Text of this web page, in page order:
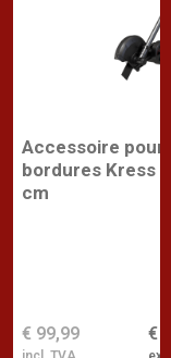
Accessoire pour
bordures Kress
cm
€
€ 99,99